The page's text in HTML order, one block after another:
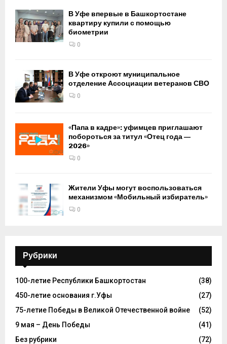
В Уфе впервые в Башкортостане
квартиру купили с помощью
биометрии
0
В Уфе откроют муниципальное
отделение Ассоциации ветеранов СВО
0
«Папа в кадре»: уфимцев приглашают
побороться за титул «Отец года —
2026»
0
Жители Уфы могут воспользоваться
механизмом «Мобильный избиратель»
0
Рубрики
100-летие Республики Башкортостан
(38)
450-летие основания г.Уфы
(27)
75-летие Победы в Великой Отечественной войне
(52)
9 мая – День Победы
(41)
Без рубрики
(72)